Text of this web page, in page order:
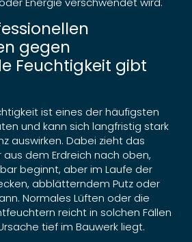
gegen
Feuchtigkeit gibt
ist eines der häufigsten
und kann sich langfristig stark
auswirken. Dabei zieht das
aus dem Erdreich nach oben,
beginnt, aber im Laufe der
abblätterndem Putz oder
Normales Lüften oder die
reicht in solchen Fällen
tief im Bauwerk liegt.